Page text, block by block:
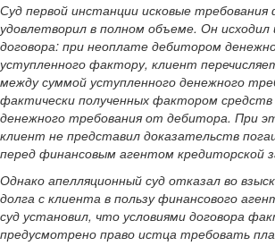
Суд первой инстанции исковые
удовлетворил в полном объеме. Он исходил
договора: при неоплате дебитором
уступленного фактору, клиент
между суммой уступленного денежного
фактически полученных фактором
денежного требования от дебитора. При
клиент не представил доказательств
перед финансовым агентом кредиторской
Однако апелляционный суд отказал во
долга с клиента в пользу финансового
суд установил, что условиями договора
предусмотрено право истца требовать